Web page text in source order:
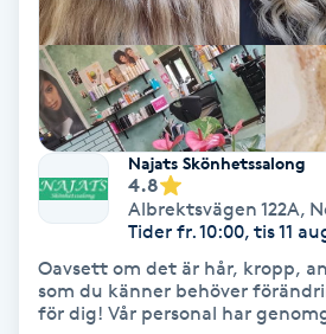
Kroppspeeling
Käkledsbehandling
Kärlbehandling
Lashlift Keratin
Najats Skönhetssalong
4.8
Albrektsvägen 122A,
Tider fr. 10:00, tis 11
Oavsett om det är hår, kropp,
som du känner behöver
för dig! Vår personal har genomgått en gedigen